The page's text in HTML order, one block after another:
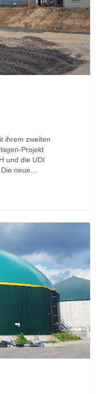
ihrem zweiten
Projekt
und die UDI
Die neue…